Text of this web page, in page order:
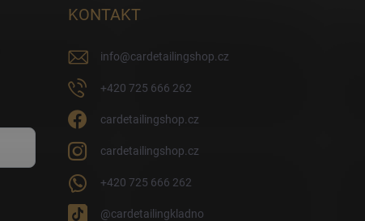
KONTAKT
info@cardetailingshop.cz
+420 725 666 262
cardetailingshop.cz
cardetailingshop.cz
+420 725 666 262
@cardetailingkladno